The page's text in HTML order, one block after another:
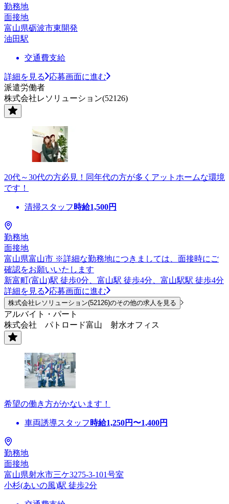
勤務地
面接地
富山県砺波市東開発
油田駅
交通費支給
詳細を見る
応募画面に進む
派遣労働者
株式会社レソリューション(52126)
20代～30代の方必見！同年代の方が多くアットホームな環境
です！
清掃スタッフ 時給1,500円
勤務地
面接地
富山県富山市 ※詳細な勤務地につきましては、面接時にご
確認をお願いいたします
新富町(富山)駅 徒歩0分、富山駅 徒歩4分、富山駅駅 徒歩4分
詳細を見る
応募画面に進む
株式会社レソリューション(52126)のその他の求人を見る
アルバイト・パート
株式会社 パトロード富山 射水オフィス
希望の働き方がかないます！
車両誘導スタッフ 時給1,250円〜1,400円
勤務地
面接地
富山県射水市三ケ3275-3-101号室
小杉(あいの風)駅 徒歩2分